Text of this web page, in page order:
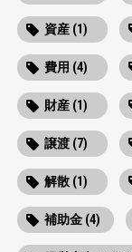
資産 (1)
費用 (4)
財産 (1)
譲渡 (7)
解散 (1)
補助金 (4)